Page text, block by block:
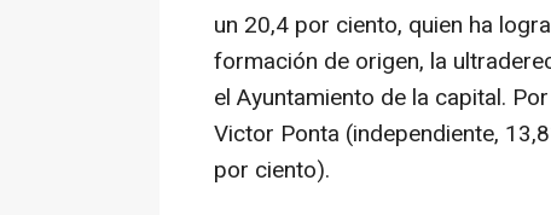
un 20,4 por ciento, quien ha
formación de origen, la
el Ayuntamiento de la capital.
Victor Ponta (independiente,
por ciento).